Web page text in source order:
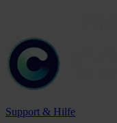
Support & Hilfe